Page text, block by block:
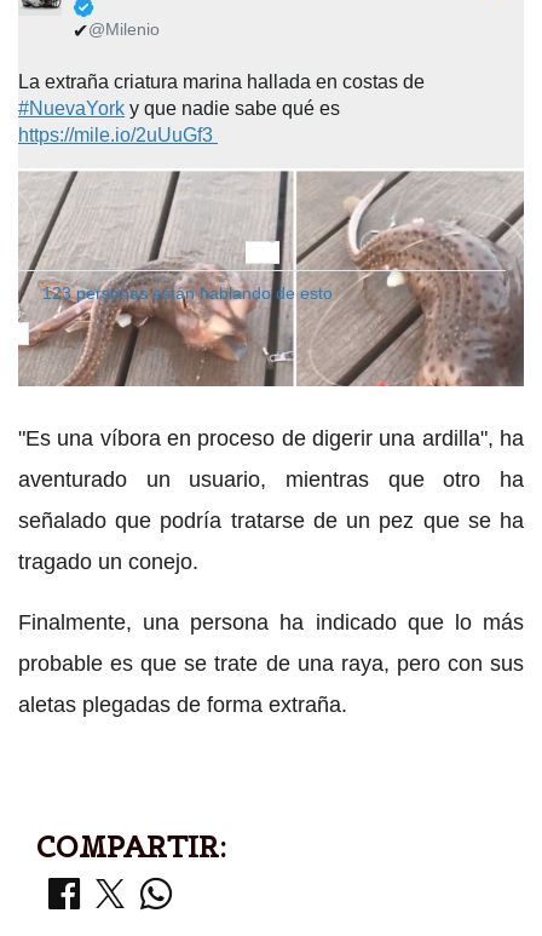
✔@Milenio
La extraña criatura marina hallada en costas de
#NuevaYork y que nadie sabe qué es
https://mile.io/2uUuGf3
203
14:34 - 31 ene. 2020 I
123 personas están hablando de esto
Extraña criatura| La extraña criatura marina hallada en costas
de #NuevaYork
"Es una víbora en proceso de digerir una ardilla", ha
aventurado un usuario, mientras que otro ha
señalado que podría tratarse de un pez que se ha
tragado un conejo.
Finalmente, una persona ha indicado que lo más
probable es que se trate de una raya, pero con sus
aletas plegadas de forma extraña.
COMPARTIR: